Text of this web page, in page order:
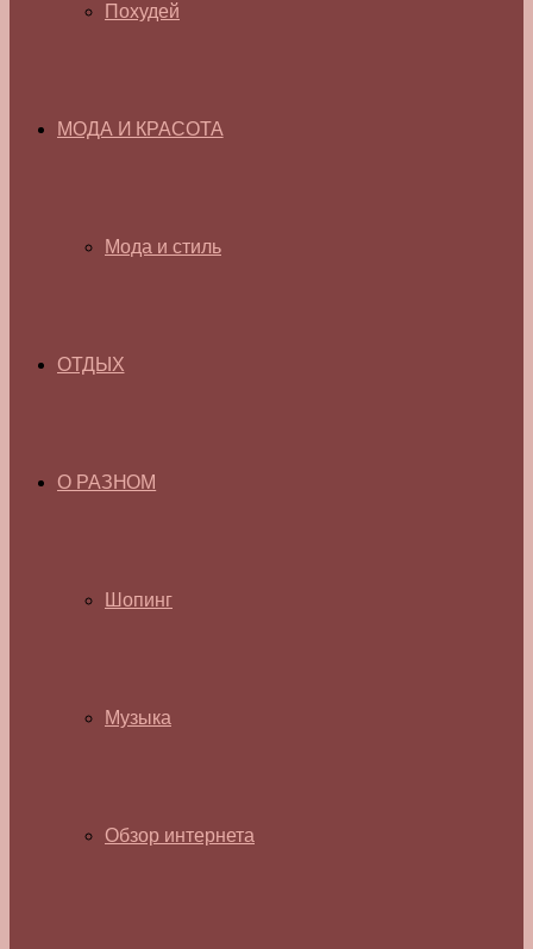
Похудей
МОДА И КРАСОТА
Мода и стиль
ОТДЫХ
О РАЗНОМ
Шопинг
Музыка
Обзор интернета